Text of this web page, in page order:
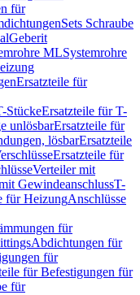
für
Sets Schraube
Geberit
MLSystemrohre
Ersatzteile für
StückeErsatzteile für T-
unlösbarErsatzteile für
lösbarErsatzteile
Ersatzteile für
Verteiler mit
GewindeanschlussT-
für HeizungAnschlüsse
für
Abdichtungen für
für
für Befestigungen für
für